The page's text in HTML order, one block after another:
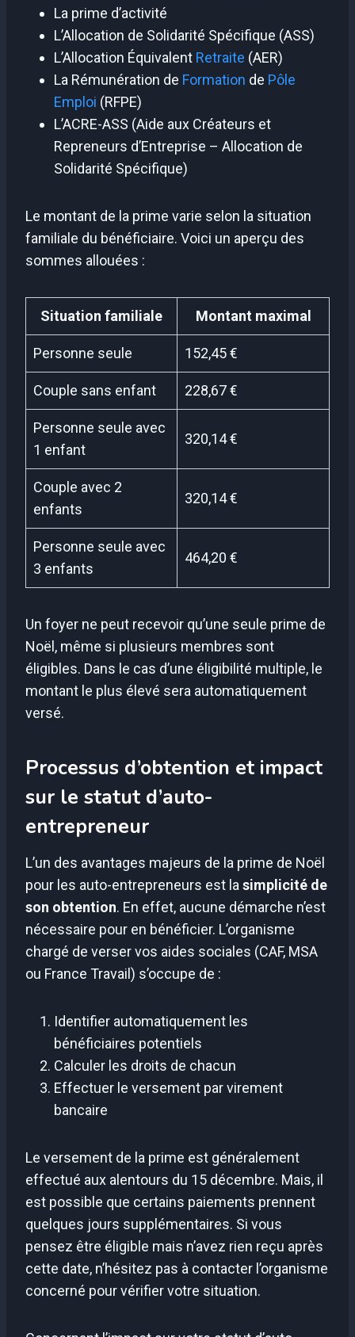
La prime d’activité
L’Allocation de Solidarité Spécifique (ASS)
L’Allocation Équivalent Retraite (AER)
La Rémunération de Formation de Pôle
Emploi (RFPE)
L’ACRE-ASS (Aide aux Créateurs et
Repreneurs d’Entreprise – Allocation de
Solidarité Spécifique)
Le montant de la prime varie selon la situation
familiale du bénéficiaire. Voici un aperçu des
sommes allouées :
Situation familiale Montant maximal
Personne seule 152,45 €
Couple sans enfant 228,67 €
Personne seule avec
1 enfant
320,14 €
Couple avec 2
enfants
320,14 €
Personne seule avec
3 enfants
464,20 €
Un foyer ne peut recevoir qu’une seule prime de
Noël, même si plusieurs membres sont
éligibles. Dans le cas d’une éligibilité multiple, le
montant le plus élevé sera automatiquement
versé.
Processus d’obtention et impact
sur le statut d’auto-
entrepreneur
L’un des avantages majeurs de la prime de Noël
pour les auto-entrepreneurs est la simplicité de
son obtention. En effet, aucune démarche n’est
nécessaire pour en bénéficier. L’organisme
chargé de verser vos aides sociales (CAF, MSA
ou France Travail) s’occupe de :
Identifier automatiquement les
bénéficiaires potentiels
Calculer les droits de chacun
Effectuer le versement par virement
bancaire
Le versement de la prime est généralement
effectué aux alentours du 15 décembre. Mais, il
est possible que certains paiements prennent
quelques jours supplémentaires. Si vous
pensez être éligible mais n’avez rien reçu après
cette date, n’hésitez pas à contacter l’organisme
concerné pour vérifier votre situation.